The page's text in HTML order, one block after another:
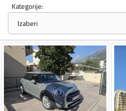
Kategorije:
Izaberi